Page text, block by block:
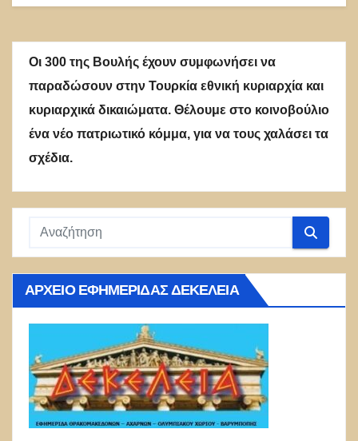
Οι 300 της Βουλής έχουν συμφωνήσει να
παραδώσουν στην Τουρκία εθνική κυριαρχία και
κυριαρχικά δικαιώματα. Θέλουμε στο κοινοβούλιο
ένα νέο πατριωτικό κόμμα, για να τους χαλάσει τα
σχέδια.
ΑΡΧΕΊΟ ΕΦΗΜΕΡΊΔΑΣ ΔΕΚΈΛΕΙΑ